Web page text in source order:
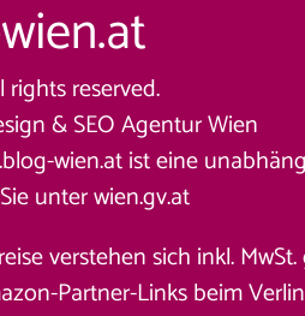
reserved.
&SEO Agentur Wien
wien.at ist eine
unterwien.gv.at
verstehen sich inkl.
Partner-Links beim